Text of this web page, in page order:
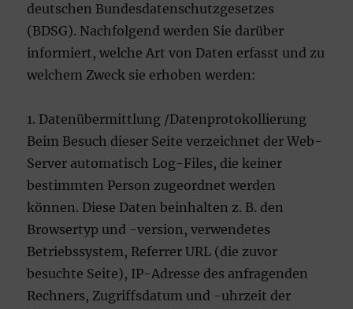
deutschen Bundesdatenschutzgesetzes
(BDSG). Nachfolgend werden Sie darüber
informiert, welche Art von Daten erfasst und zu
welchem Zweck sie erhoben werden:
1. Datenübermittlung /Datenprotokollierung
Beim Besuch dieser Seite verzeichnet der Web-
Server automatisch Log-Files, die keiner
bestimmten Person zugeordnet werden
können. Diese Daten beinhalten z. B. den
Browsertyp und -version, verwendetes
Betriebssystem, Referrer URL (die zuvor
besuchte Seite), IP-Adresse des anfragenden
Rechners, Zugriffsdatum und -uhrzeit der